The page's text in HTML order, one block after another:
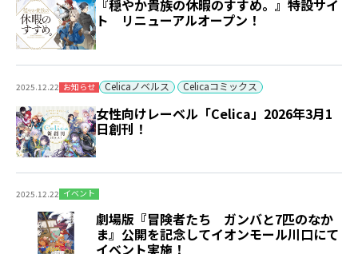
『穏やか貴族の休暇のすすめ。』特設サイ
ト リニューアルオープン！
2025.12.22 お知らせ Celicaノベルス Celicaコミックス
女性向けレーベル「Celica」2026年3月1
日創刊！
2025.12.22 イベント
劇場版『冒険者たち ガンバと7匹のなか
ま』公開を記念してイオンモール川口にて
イベント実施！